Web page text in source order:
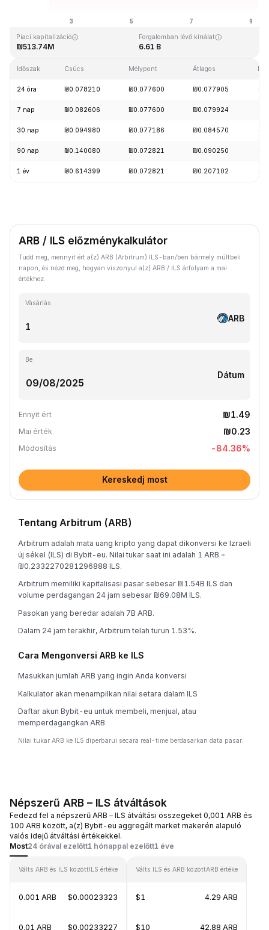
Piaci kapitalizáció
₪513.74M
Forgalomban lévő kínálat
6.61 B
Időszak Csúcs Mélypont Átlagos
24 óra ₪0.078210 ₪0.077600 ₪0.077905 -
7 nap ₪0.082606 ₪0.077600 ₪0.079924 -
30 nap ₪0.094980 ₪0.077186 ₪0.084570 -
90 nap ₪0.140080 ₪0.072821 ₪0.090250 -
1 év ₪0.614399 ₪0.072821 ₪0.207102 -
ARB / ILS előzménykalkulátor
Tudd meg, mennyit ért a(z) ARB (Arbitrum) ILS-ban/ben bármely múltbeli
napon, és nézd meg, hogyan viszonyul a(z) ARB / ILS árfolyam a mai
értékhez.
Vásárlás
ARB
Be
Dátum
Ennyit ért ₪1.49
Mai érték ₪0.23
Módosítás -84.36%
Kereskedj most
Tentang Arbitrum (ARB)
Arbitrum adalah mata uang kripto yang dapat dikonversi ke Izraeli
új sékel (ILS) di Bybit-eu. Nilai tukar saat ini adalah 1 ARB =
₪0.2332270281296888 ILS.
Arbitrum memiliki kapitalisasi pasar sebesar ₪1.54B ILS dan
volume perdagangan 24 jam sebesar ₪69.08M ILS.
Pasokan yang beredar adalah 7B ARB.
Dalam 24 jam terakhir, Arbitrum telah turun 1.53%.
Cara Mengonversi ARB ke ILS
Masukkan jumlah ARB yang ingin Anda konversi
Kalkulator akan menampilkan nilai setara dalam ILS
Daftar akun Bybit-eu untuk membeli, menjual, atau
memperdagangkan ARB
Nilai tukar ARB ke ILS diperbarui secara real-time berdasarkan data pasar.
Népszerű ARB – ILS átváltások
Fedezd fel a népszerű ARB – ILS átváltási összegeket 0,001 ARB és
100 ARB között, a(z) Bybit-eu aggregált market makerén alapuló
valós idejű átváltási értékekkel.
Most24 órával ezelőtt1 hónappal ezelőtt1 éve
Válts ARB és ILS közöttILS értéke
0.001 ARB $0.00023323
0.01 ARB $0.00233227
Válts ILS és ARB közöttARB értéke
$1 4.29 ARB
$10 42.88 ARB